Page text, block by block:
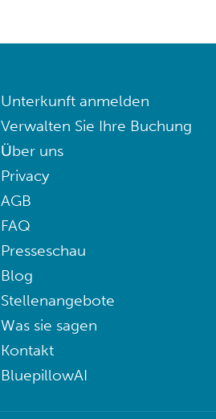
Unterkunft anmelden
Verwalten Sie Ihre Buchung
Über uns
Privacy
AGB
FAQ
Presseschau
Blog
Stellenangebote
Was sie sagen
Kontakt
BluepillowAI